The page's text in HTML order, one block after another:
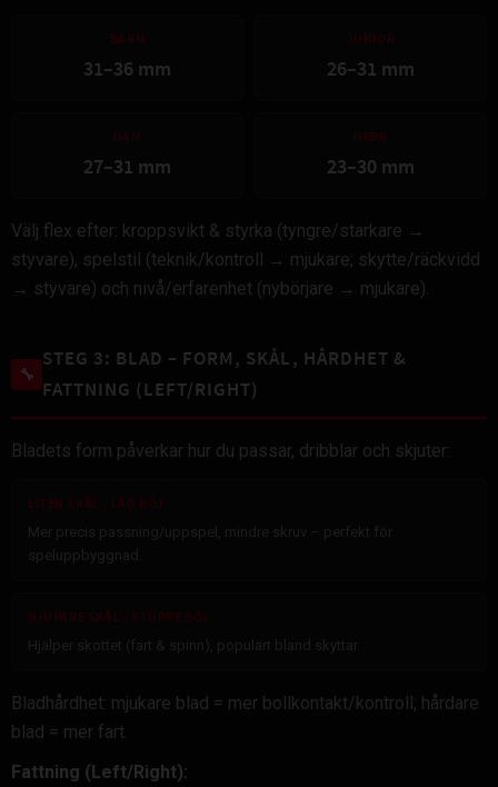
BARN
31–36 mm
JUNIOR
26–31 mm
DAM
27–31 mm
HERR
23–30 mm
Välj flex efter: kroppsvikt & styrka (tyngre/starkare →
styvare), spelstil (teknik/kontroll → mjukare; skytte/räckvidd
→ styvare) och nivå/erfarenhet (nybörjare → mjukare).
🔧
STEG 3: BLAD – FORM, SKÅL, HÅRDHET &
FATTNING (LEFT/RIGHT)
Bladets form påverkar hur du passar, dribblar och skjuter:
LITEN SKÅL / LÅG BÖJ
Mer precis passning/uppspel, mindre skruv – perfekt för
speluppbyggnad.
DJUPARE SKÅL / STÖRRE BÖJ
Hjälper skottet (fart & spinn), populärt bland skyttar.
Bladhårdhet: mjukare blad = mer bollkontakt/kontroll; hårdare
blad = mer fart.
Fattning (Left/Right):